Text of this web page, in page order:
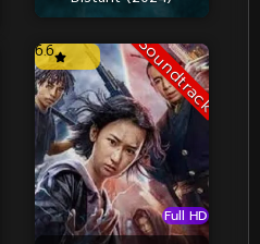
Soundtrack
Full HD
6.6